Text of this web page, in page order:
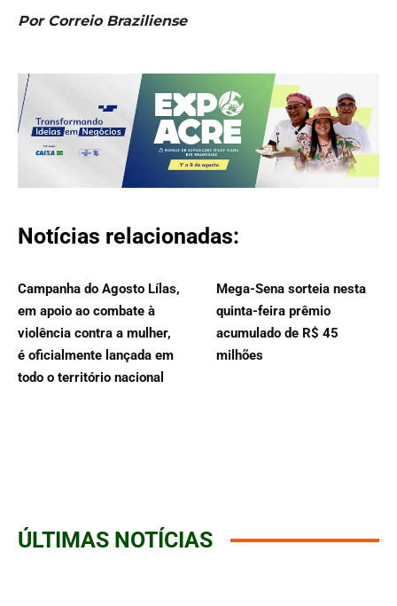
Por Correio Braziliense
Notícias relacionadas:
Campanha do Agosto Lílas,
em apoio ao combate à
violência contra a mulher,
é oficialmente lançada em
todo o território nacional
Mega-Sena sorteia nesta
quinta-feira prêmio
acumulado de R$ 45
milhões
ÚLTIMAS NOTÍCIAS